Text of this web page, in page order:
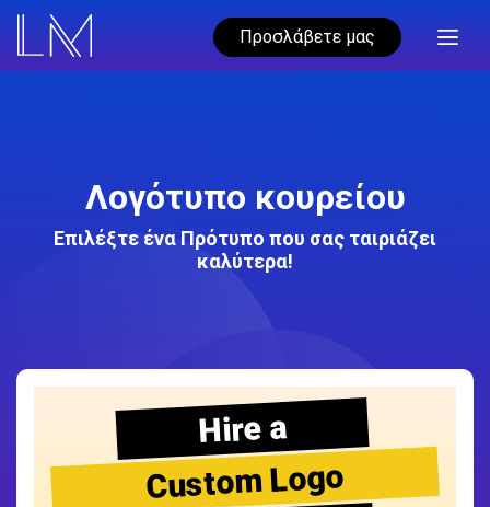
Προσλάβετε μας
Λογότυπο κουρείου
Επιλέξτε ένα Πρότυπο που σας ταιριάζει
καλύτερα!
Hire a
Custom Logo